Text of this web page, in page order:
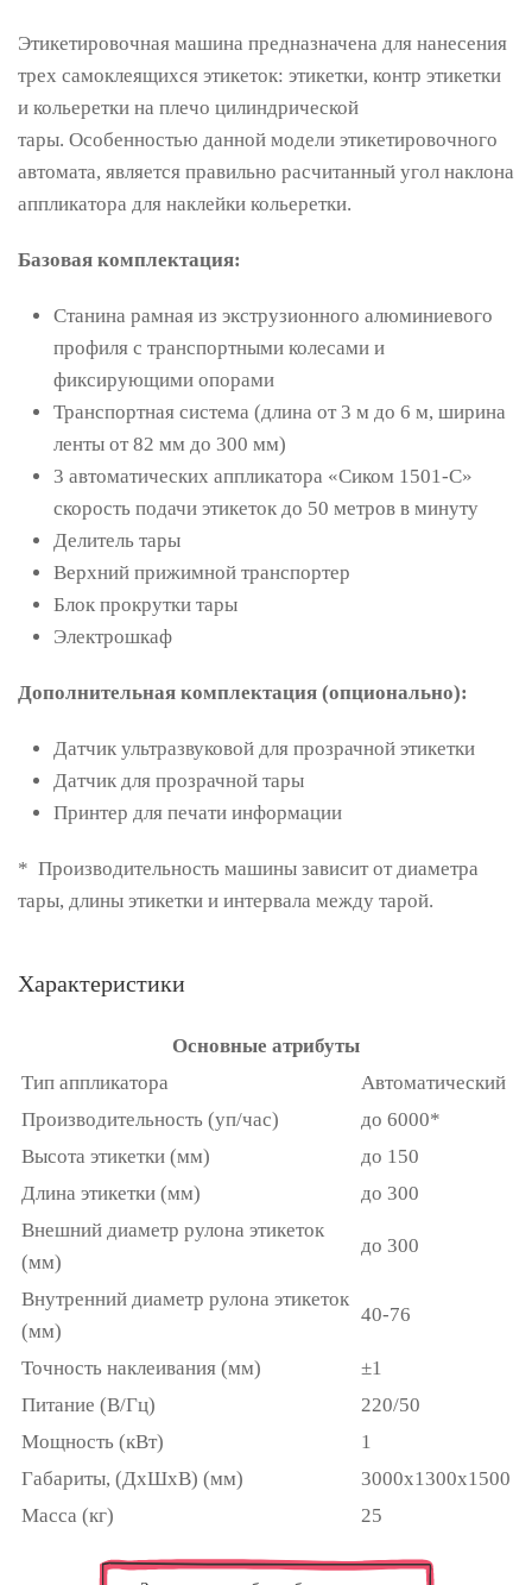
Этикетировочная машина предназначена для нанесения
трех самоклеящихся этикеток: этикетки, контр этикетки
и кольеретки на плечо цилиндрической
тары. Особенностью данной модели этикетировочного
автомата, является правильно расчитанный угол наклона
аппликатора для наклейки кольеретки.
Базовая комплектация:
Станина рамная из экструзионного алюминиевого
профиля с транспортными колесами и
фиксирующими опорами
Транспортная система (длина от 3 м до 6 м, ширина
ленты от 82 мм до 300 мм)
3 автоматических аппликатора «Сиком 1501-С»
скорость подачи этикеток до 50 метров в минуту
Делитель тары
Верхний прижимной транспортер
Блок прокрутки тары
Электрошкаф
Дополнительная комплектация (опционально):
Датчик ультразвуковой для прозрачной этикетки
Датчик для прозрачной тары
Принтер для печати информации
* Производительность машины зависит от диаметра
тары, длины этикетки и интервала между тарой.
Характеристики
Основные атрибуты
Тип аппликатора
Автоматический
Производительность (уп/час)
до 6000*
Высота этикетки (мм)
до 150
Длина этикетки (мм)
до 300
Внешний диаметр рулона этикеток
(мм)
до 300
Внутренний диаметр рулона этикеток
(мм)
40-76
Точность наклеивания (мм)
±1
Питание (В/Гц)
220/50
Мощность (кВт)
1
Габариты, (ДхШхВ) (мм)
3000х1300х1500
Масса (кг)
25